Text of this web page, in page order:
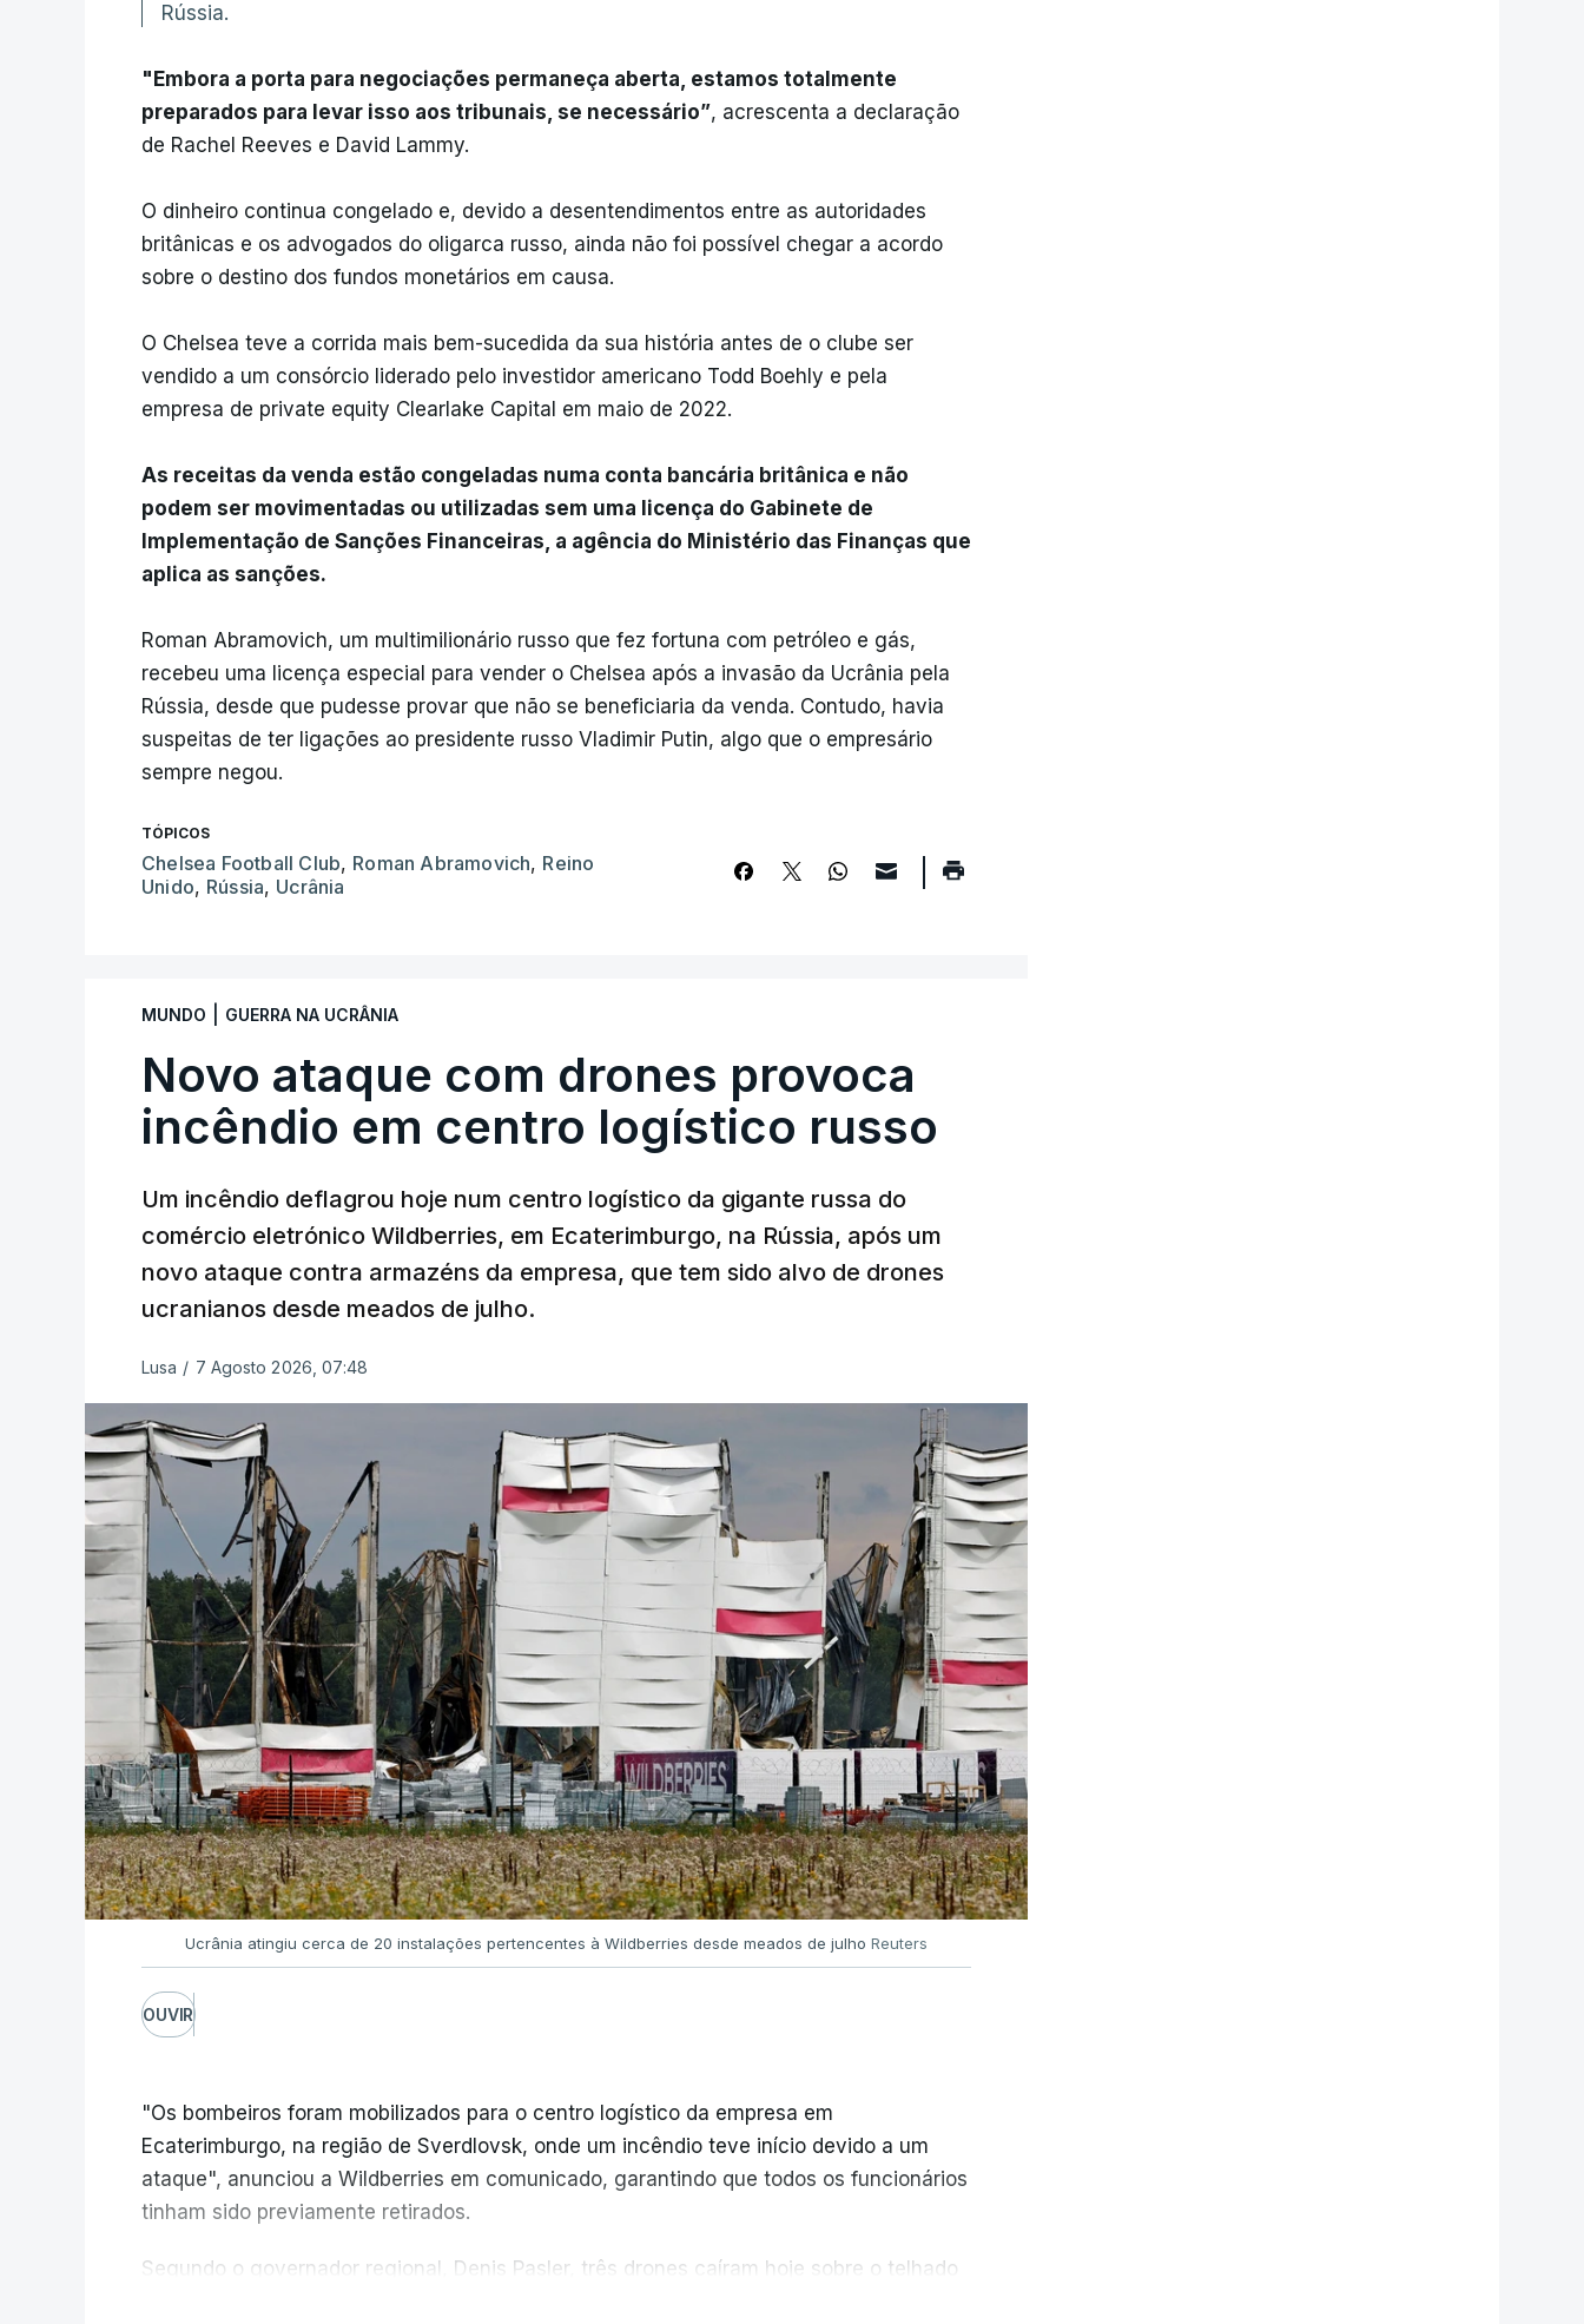
Rússia.
"Embora a porta para negociações permaneça aberta, estamos totalmente
preparados para levar isso aos tribunais, se necessário”, acrescenta a declaração
de Rachel Reeves e David Lammy.
O dinheiro continua congelado e, devido a desentendimentos entre as autoridades
britânicas e os advogados do oligarca russo, ainda não foi possível chegar a acordo
sobre o destino dos fundos monetários em causa.
O Chelsea teve a corrida mais bem-sucedida da sua história antes de o clube ser
vendido a um consórcio liderado pelo investidor americano Todd Boehly e pela
empresa de private equity Clearlake Capital em maio de 2022.
As receitas da venda estão congeladas numa conta bancária britânica e não
podem ser movimentadas ou utilizadas sem uma licença do Gabinete de
Implementação de Sanções Financeiras, a agência do Ministério das Finanças que
aplica as sanções.
Roman Abramovich, um multimilionário russo que fez fortuna com petróleo e gás,
recebeu uma licença especial para vender o Chelsea após a invasão da Ucrânia pela
Rússia, desde que pudesse provar que não se beneficiaria da venda. Contudo, havia
suspeitas de ter ligações ao presidente russo Vladimir Putin, algo que o empresário
sempre negou.
TÓPICOS
Chelsea Football Club, Roman Abramovich, Reino
Unido, Rússia, Ucrânia
MUNDO GUERRA NA UCRÂNIA
Novo ataque com drones provoca
incêndio em centro logístico russo
Um incêndio deflagrou hoje num centro logístico da gigante russa do
comércio eletrónico Wildberries, em Ecaterimburgo, na Rússia, após um
novo ataque contra armazéns da empresa, que tem sido alvo de drones
ucranianos desde meados de julho.
Lusa / 7 Agosto 2026, 07:48
Ucrânia atingiu cerca de 20 instalações pertencentes à Wildberries desde meados de julho Reuters
OUVIR
"Os bombeiros foram mobilizados para o centro logístico da empresa em
Ecaterimburgo, na região de Sverdlovsk, onde um incêndio teve início devido a um
ataque", anunciou a Wildberries em comunicado, garantindo que todos os funcionários
tinham sido previamente retirados.
Segundo o governador regional, Denis Pasler, três drones caíram hoje sobre o telhado